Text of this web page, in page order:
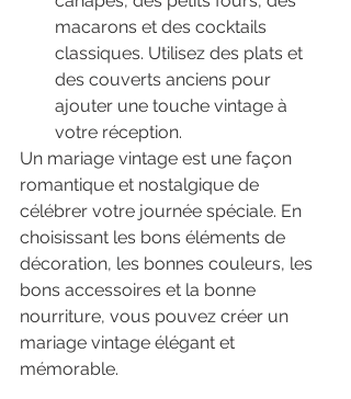
macarons et des cocktails
classiques. Utilisez des plats et
des couverts anciens pour
ajouter une touche vintage à
votre réception.
Un mariage vintage est une façon
romantique et nostalgique de
célébrer votre journée spéciale. En
choisissant les bons éléments de
décoration, les bonnes couleurs, les
bons accessoires et la bonne
nourriture, vous pouvez créer un
mariage vintage élégant et
mémorable.